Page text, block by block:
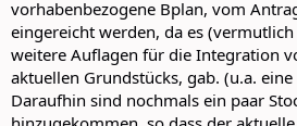
vorhabenbezogene Bplan, vom
eingereicht werden, da es
weitere Auflagen für die Integration
aktuellen Grundstücks, gab. (u.a. eine
Daraufhin sind nochmals ein paar